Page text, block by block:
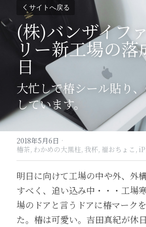
サイトへ戻る
(株)バンザイフ
リー新工場の落
日
大忙しで椿シール貼り
しています。
2018年5月6日 ·
椿茶, わかめの大黒柱, 我杯, 福おちょこ,
明日に向けて工場の中や外、外
すべく、追い込み中・・・工場
場のドアと言うドアに椿マーク
た。椿は可愛い。吉田真紀が休